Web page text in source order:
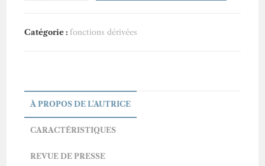
Lands
Catégorie : fonctions dérivées
À PROPOS DE L'AUTRICE
CARACTÉRISTIQUES
REVUE DE PRESSE